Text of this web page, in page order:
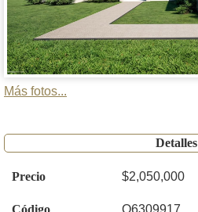
Más fotos...
Detalles
Precio $2,050,000
Código O6309917